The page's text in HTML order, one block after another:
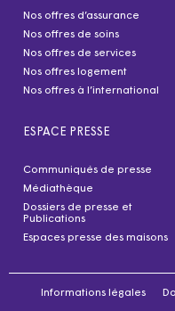
Nos offres d’assurance
Nos offres de soins
Nos offres de services
Nos offres logement
Nos offres à l’international
ESPACE PRESSE
Communiqués de presse
Médiathèque
Dossiers de presse et
Publications
Espaces presse des maisons
Informations légales